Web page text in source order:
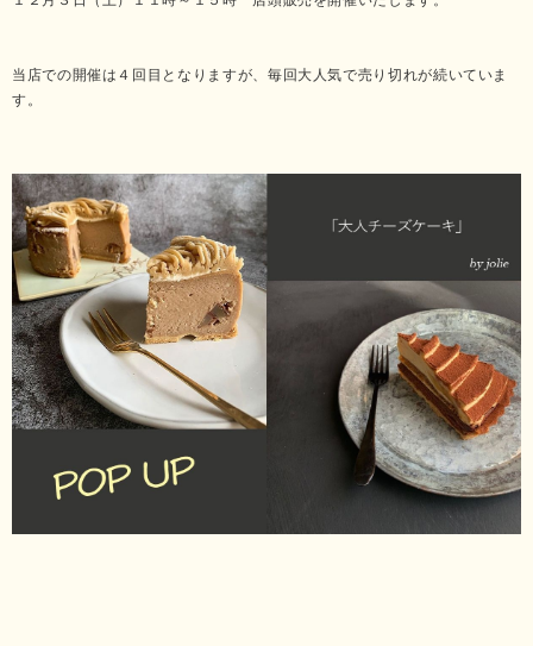
当店での開催は４回目となりますが、毎回大人気で売り切れが続いていま
す。